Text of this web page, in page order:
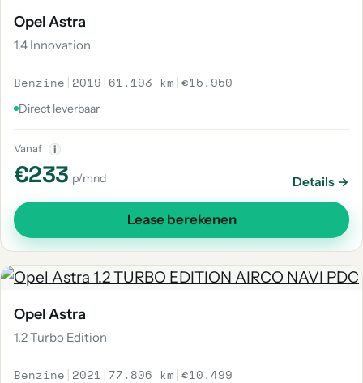
Opel Astra
1.4 Innovation
Benzine | 2019 | 61.193 km |€15.950
Direct leverbaar
Vanaf i
€233 p/mnd Details →
Lease berekenen
Opel Astra
1.2 Turbo Edition
Benzine | 2021 | 77.806 km |€10.499